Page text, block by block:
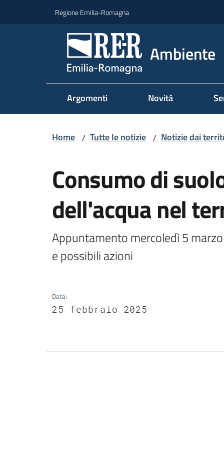
Regione Emilia-Romagna
Ambiente
Argomenti Novità
Home / Tutte le notizie / Notizie dai
Consumo di
dell'acqua nel
Appuntamento mercoledì 5
e possibili azioni
Data:
25 febbraio 2025